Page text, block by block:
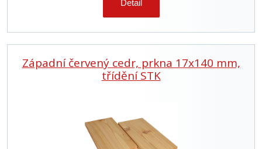
Detail
Západní červený cedr, prkna 17x140 mm,
třídění STK